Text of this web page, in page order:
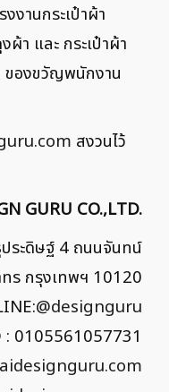
านกระเป๋าผ้า
า และ กระเป๋าผ้า
ของขวัญพนักงาน
สงวนไว้
GURU CO.,LTD.
ระดิษฐ์ 4 ถนนจันทน์
ร กรุงเทพฯ 10120
@designguru
: 0105561057731